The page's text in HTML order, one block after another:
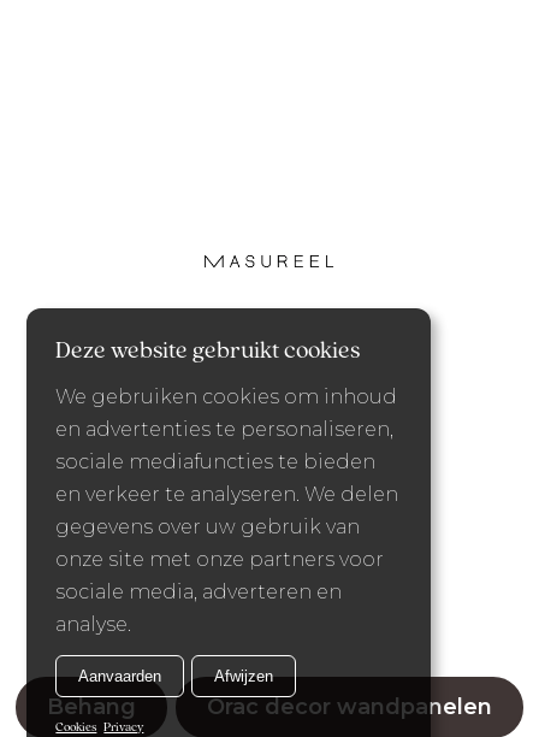
Behang Orac decor wandpanelen
Deze website gebruikt cookies
We gebruiken cookies om inhoud
en advertenties te personaliseren,
sociale mediafuncties te bieden
en verkeer te analyseren. We delen
gegevens over uw gebruik van
onze site met onze partners voor
sociale media, adverteren en
analyse.
Aanvaarden Afwijzen
Cookies Privacy